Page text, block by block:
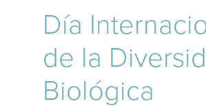
Día
de la
Biológica